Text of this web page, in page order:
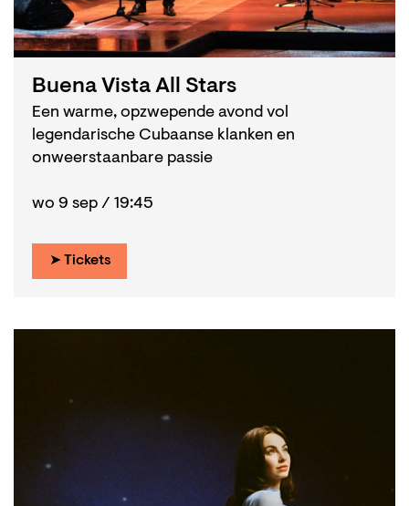
Buena Vista All Stars
Een warme, opzwepende avond vol
legendarische Cubaanse klanken en
onweerstaanbare passie
wo 9 sep / 19:45
➤ Tickets